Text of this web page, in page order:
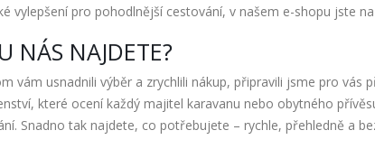
vylepšení pro pohodlnější cestování, v našem e-shopu jste
NÁS NAJDETE?
vám usnadnili výběr a zrychlili nákup, připravili jsme pro vás
které ocení každý majitel karavanu nebo obytného
Snadno tak najdete, co potřebujete – rychle, přehledně a